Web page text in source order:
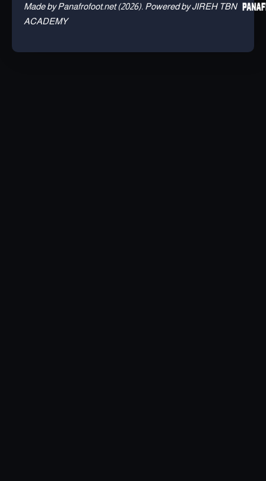
Made by Panafrofoot.net (2026). Powered by JIREH TBN
ACADEMY